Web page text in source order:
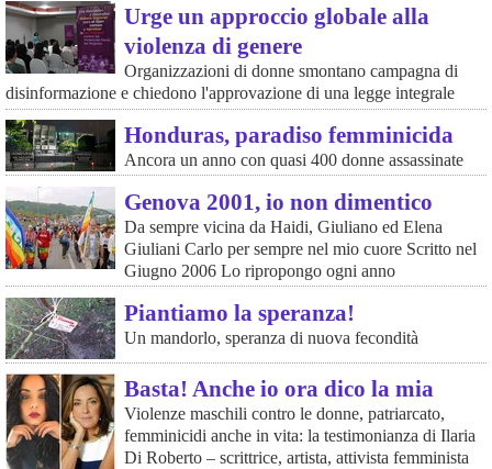
Urge un approccio globale alla
violenza di genere
Organizzazioni di donne smontano campagna di
disinformazione e chiedono l'approvazione di una legge integrale
Honduras, paradiso femminicida
Ancora un anno con quasi 400 donne assassinate
Genova 2001, io non dimentico
Da sempre vicina da Haidi, Giuliano ed Elena
Giuliani Carlo per sempre nel mio cuore Scritto nel
Giugno 2006 Lo ripropongo ogni anno
Piantiamo la speranza!
Un mandorlo, speranza di nuova fecondità
Basta! Anche io ora dico la mia
Violenze maschili contro le donne, patriarcato,
femminicidi anche in vita: la testimonianza di Ilaria
Di Roberto – scrittrice, artista, attivista femminista